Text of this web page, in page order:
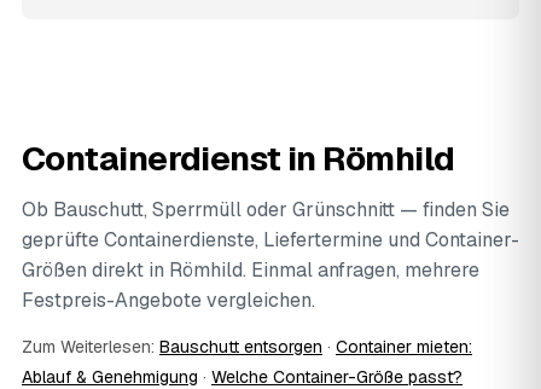
Containerdienst in Römhild
Ob Bauschutt, Sperrmüll oder Grünschnitt — finden Sie
geprüfte Containerdienste, Liefertermine und Container-
Größen direkt in Römhild. Einmal anfragen, mehrere
Festpreis-Angebote vergleichen.
Zum Weiterlesen: Bauschutt entsorgen · Container mieten:
Ablauf & Genehmigung · Welche Container-Größe passt?